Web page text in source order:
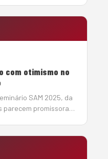
com otimismo no
SAM 2025, da
promissoras,
tri…